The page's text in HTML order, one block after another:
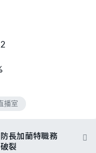
播室
長加蘭特職務
裂